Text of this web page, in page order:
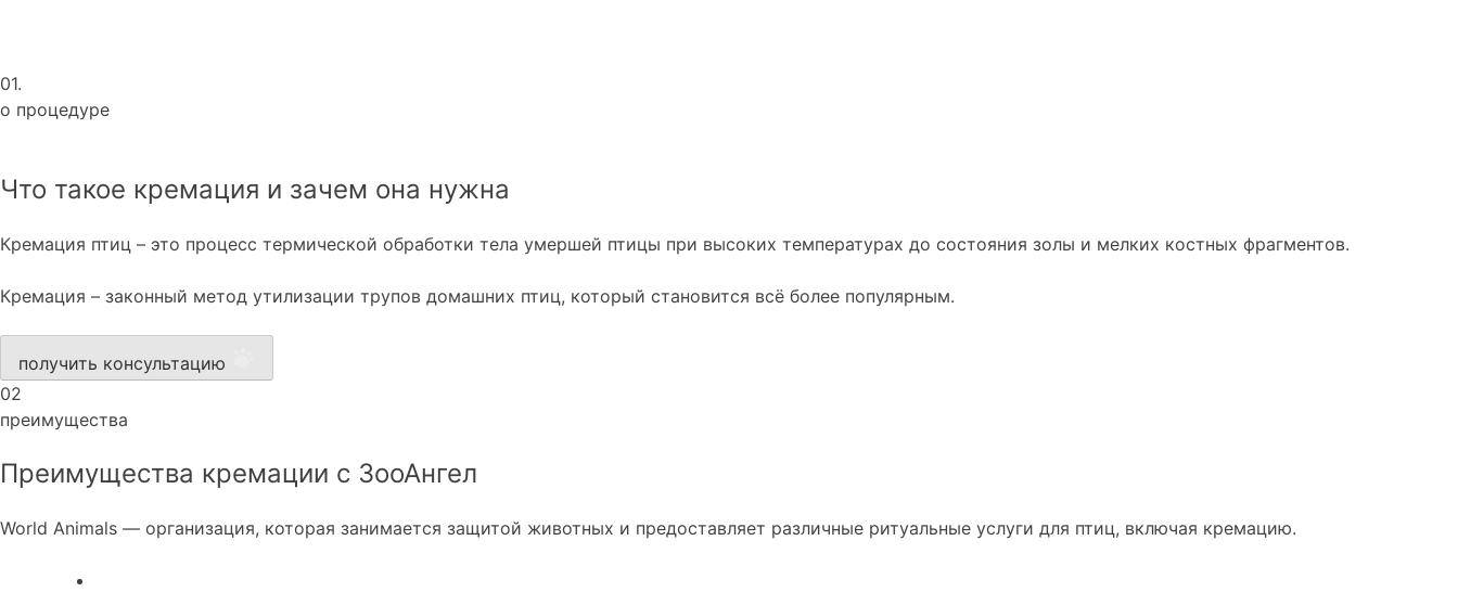
01.
о процедуре
Что такое кремация и зачем она нужна
Кремация птиц – это процесс термической обработки тела умершей птицы при высоких температурах до состояния золы и мелких костных фрагментов.
Кремация – законный метод утилизации трупов домашних птиц, который становится всё более популярным.
получить консультацию
02
преимущества
Преимущества кремации с ЗооАнгел
World Animals — организация, которая занимается защитой животных и предоставляет различные ритуальные услуги для птиц, включая кремацию.